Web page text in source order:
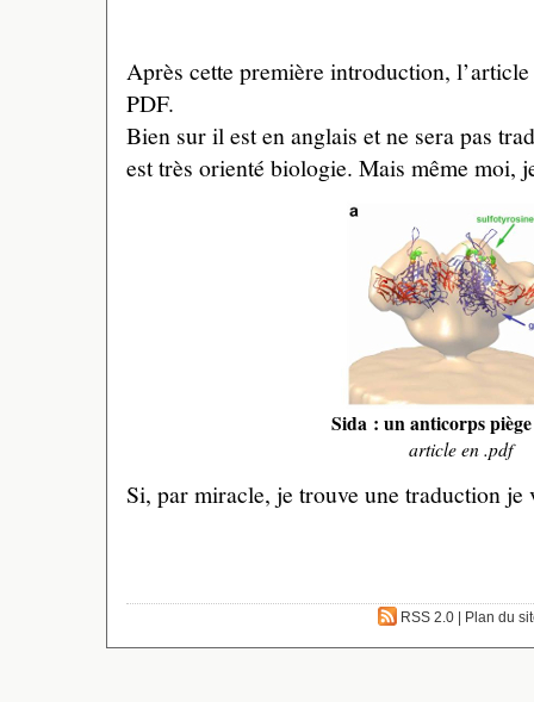
Après cette première introduction,
PDF.
Bien sur il est en anglais et ne sera pas
est très orienté biologie. Mais même moi,
Sida : un anticorps
article en .pdf
Si, par miracle, je trouve une traduction je
RSS 2.0 Plan du